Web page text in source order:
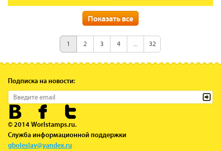
Год: 2017
Артикул:59998
Теги:WWII,война,самолеты,
Кол-во:1
проба-ателье.
$449.90
$323.92
30124руб
Показать все
1 2 3 4 ... 32
© 2014 Worlstamps.ru.
Служба информационной поддержки
gboleslav@yandex.ru
Подписка на новости: